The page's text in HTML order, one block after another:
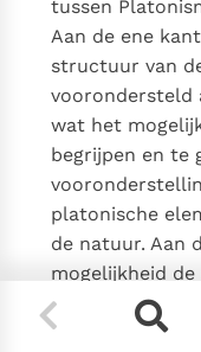
tussen
Aan de ene
structuur van
voorondersteld
wat het
begrijpen en te
platonische
de natuur. Aan
mogelijkheid
onze
verificatie of